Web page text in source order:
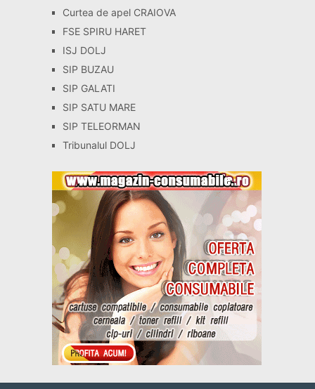
Curtea de apel CRAIOVA
FSE SPIRU HARET
ISJ DOLJ
SIP BUZAU
SIP GALATI
SIP SATU MARE
SIP TELEORMAN
Tribunalul DOLJ